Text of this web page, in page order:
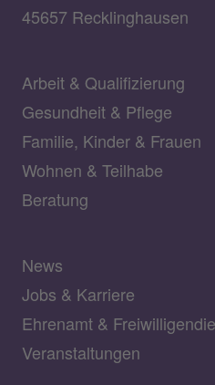
45657 Recklinghausen
Arbeit & Qualifizierung
Gesundheit & Pflege
Familie, Kinder & Frauen
Wohnen & Teilhabe
Beratung
News
Jobs & Karriere
Ehrenamt &
Veranstaltungen